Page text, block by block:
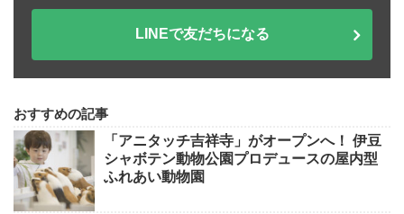
LINEで友だちになる
おすすめの記事
「アニタッチ吉祥寺」がオープンへ！ 伊豆
シャボテン動物公園プロデュースの屋内型
ふれあい動物園